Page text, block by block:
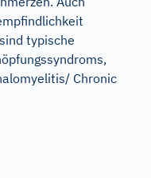
typische
Chronic